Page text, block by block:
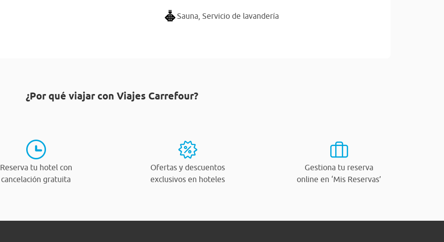
Sauna, Servicio de lavandería
¿Por qué viajar con Viajes Carrefour?
Reserva tu hotel con
cancelación gratuita
Ofertas y descuentos
exclusivos en hoteles
Gestiona tu reserva
online en ‘Mis Reservas’